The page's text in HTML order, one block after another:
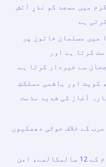
میں مسجد کو نذرِ آتش
ہے
میں مسلمان خاتون پر
کرتا ہے اور
سے خبردار کرتا ہے
کویت اور ہاشمی مملکتِ
آغاز کی شدید مذمت
کے خلاف حوثی دھمکیوں
مسلم کونسل آف ایلڈرز کے قیام کے 12 سالمکالمے، امن